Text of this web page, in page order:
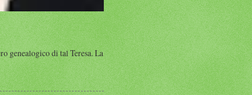
genealogico di tal Teresa. La